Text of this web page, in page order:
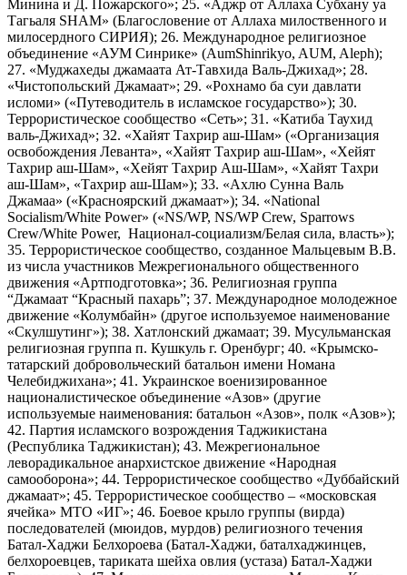
Минина и Д. Пожарского»; 25. «Аджр от Аллаха Субхану уа
Тагьаля SHAM» (Благословение от Аллаха милоственного и
милосердного СИРИЯ); 26. Международное религиозное
объединение «АУМ Синрике» (AumShinrikyo, AUM, Aleph);
27. «Муджахеды джамаата Ат-Тавхида Валь-Джихад»; 28.
«Чистопольский Джамаат»; 29. «Рохнамо ба суи давлати
исломи» («Путеводитель в исламское государство»); 30.
Террористическое сообщество «Сеть»; 31. «Катиба Таухид
валь-Джихад»; 32. «Хайят Тахрир аш-Шам» («Организация
освобождения Леванта», «Хайят Тахрир аш-Шам», «Хейят
Тахрир аш-Шам», «Хейят Тахрир Аш-Шам», «Хайят Тахри
аш-Шам», «Тахрир аш-Шам»); 33. «Ахлю Сунна Валь
Джамаа» («Красноярский джамаат»); 34. «National
Socialism/White Power» («NS/WP, NS/WP Crew, Sparrows
Crew/White Power, Национал-социализм/Белая сила, власть»);
35. Террористическое сообщество, созданное Мальцевым В.В.
из числа участников Межрегионального общественного
движения «Артподготовка»; 36. Религиозная группа
“Джамаат “Красный пахарь”; 37. Международное молодежное
движение «Колумбайн» (другое используемое наименование
«Скулшутинг»); 38. Хатлонский джамаат; 39. Мусульманская
религиозная группа п. Кушкуль г. Оренбург; 40. «Крымско-
татарский добровольческий батальон имени Номана
Челебиджихана»; 41. Украинское военизированное
националистическое объединение «Азов» (другие
используемые наименования: батальон «Азов», полк «Азов»);
42. Партия исламского возрождения Таджикистана
(Республика Таджикистан); 43. Межрегиональное
леворадикальное анархистское движение «Народная
самооборона»; 44. Террористическое сообщество «Дуббайский
джамаат»; 45. Террористическое сообщество – «московская
ячейка» МТО «ИГ»; 46. Боевое крыло группы (вирда)
последователей (мюидов, мурдов) религиозного течения
Батал-Хаджи Белхороева (Батал-Хаджи, баталхаджинцев,
белхороевцев, тариката шейха овлия (устаза) Батал-Хаджи